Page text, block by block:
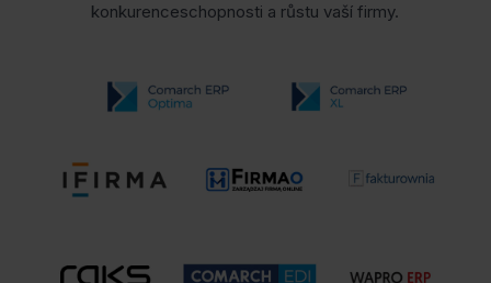
konkurenceschopnosti a růstu vaší firmy.